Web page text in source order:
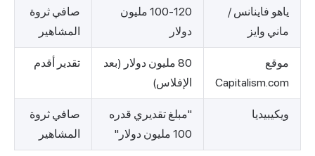
ياهو فاينانس /
ماني وايز
100-120 مليون
دولار
صافي ثروة
المشاهير
موقع
Capitalism.com
80 مليون دولار (بعد
الإفلاس)
تقدير أقدم
ويكيبيديا
"مبلغ تقديري قدره
100 مليون دولار"
صافي ثروة
المشاهير